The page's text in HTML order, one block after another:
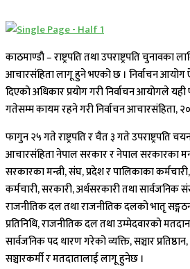
काठमाण्डाै – राष्ट्रपति तथा उपराष्ट्रपति चुनावका
आचारसंहिता लागू हुने भएको छ । निर्वाचन
दिएको अधिकार प्रयोग गरी निर्वाचन आयोगले
गतेसम्म कायम रहने गरी निर्वाचन आचारसंहिता,
फागुन २५ गते राष्ट्रपति र चैत ३ गते उपराष्ट्रपति
आचारसंहिता नेपाल सरकार र नेपाल सरकारका
सरकारका मन्त्री, संघ, प्रदेश र पालिकाका
कर्मचारी, सरकारी, अर्धसरकारी तथा सार्वजनिक
राजनीतिक दल तथा राजनीतिक दलको भातृ
प्रतिनिधि, राजनीतिक दल तथा उम्मेदवारको
सार्वजनिक पद धारण गरेको व्यक्ति, सञ्चार
सञ्चारकर्मी र मतदातालाई लागू हुनेछ ।